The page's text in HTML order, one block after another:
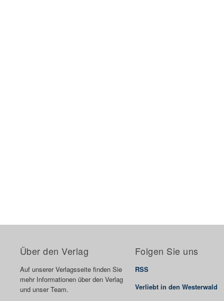
Über den Verlag
Auf unserer Verlagsseite finden Sie
mehr Informationen über den Verlag
und unser Team.
Folgen Sie uns
RSS
Verliebt in den Westerwald